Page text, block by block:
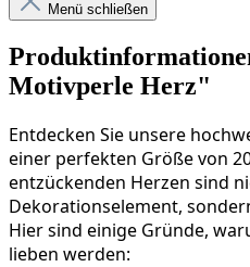
Menü schließen
Motivperle Herz"
Entdecken Sie unsere
einer perfekten Größe von
entzückenden Herzen sind
Dekorationselement,
Hier sind einige Gründe,
lieben werden: